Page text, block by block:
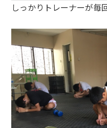
しっかりトレーナーが毎